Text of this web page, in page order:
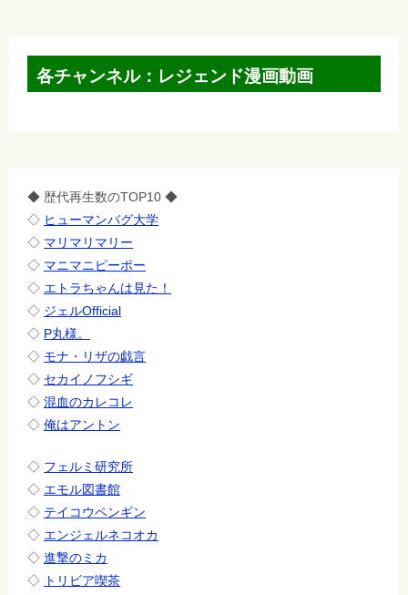
各チャンネル：レジェンド漫画動画
◆ 歴代再生数のTOP10 ◆
◇ ヒューマンバグ大学
◇ マリマリマリー
◇ マニマニピーポー
◇ エトラちゃんは見た！
◇ ジェルOfficial
◇ P丸様。
◇ モナ・リザの戯言
◇ セカイノフシギ
◇ 混血のカレコレ
◇ 俺はアントン
◇ フェルミ研究所
◇ エモル図書館
◇ テイコウペンギン
◇ エンジェルネコオカ
◇ 進撃のミカ
◇ トリビア喫茶